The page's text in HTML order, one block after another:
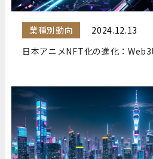
業種別動向
2024.12.13
日本アニメNFT化の進化：